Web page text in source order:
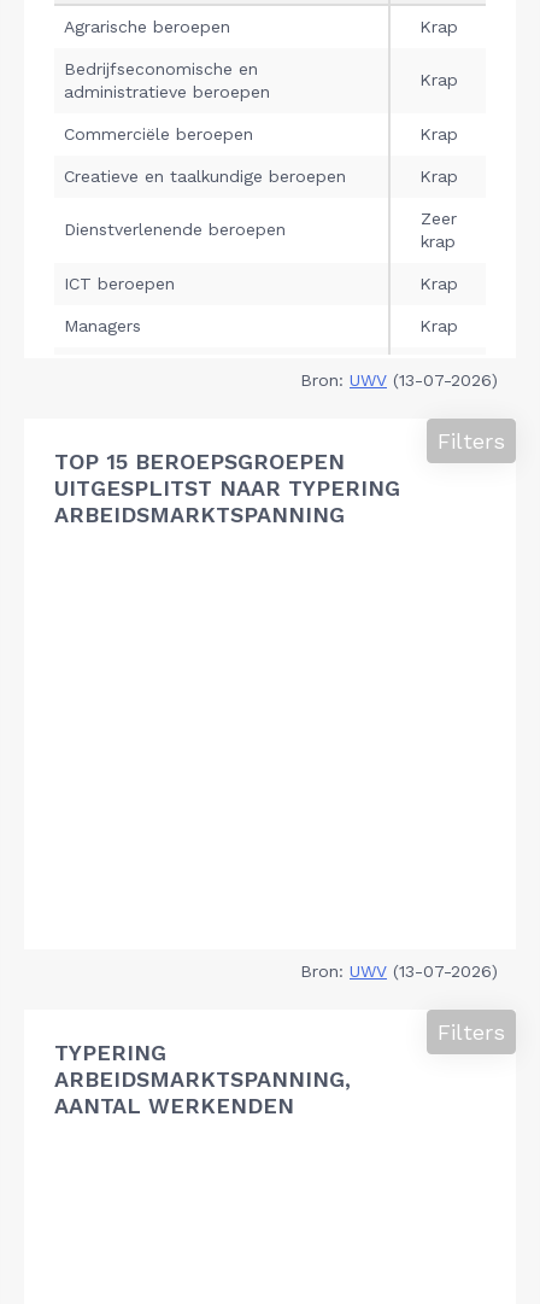
Bron: UWV (13-07-2026)
TOP 15 BEROEPSGROEPEN
UITGESPLITST NAAR TYPERING
ARBEIDSMARKTSPANNING
Filters
Bron: UWV (13-07-2026)
TYPERING
ARBEIDSMARKTSPANNING,
AANTAL WERKENDEN
Filters